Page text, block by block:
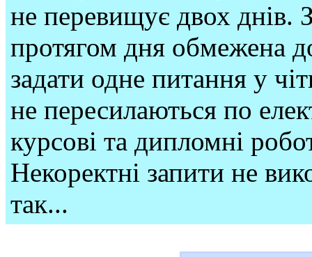
не перевищує двох днів.
протягом дня обмежена
задати одне питання у
не пересилаються по
курсові та дипломні
Некоректні запити не
так...